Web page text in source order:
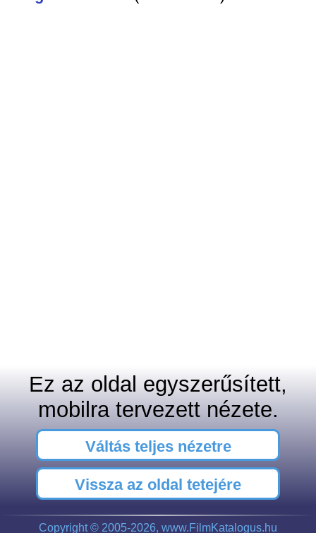
Ez az oldal egyszerűsített,
mobilra tervezett nézete.
Váltás teljes nézetre
Vissza az oldal tetejére
Copyright © 2005-2026, www.FilmKatalogus.hu